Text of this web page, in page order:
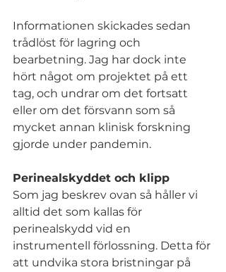
Informationen skickades sedan
trådlöst för lagring och
bearbetning. Jag har dock inte
hört något om projektet på ett
tag, och undrar om det fortsatt
eller om det försvann som så
mycket annan klinisk forskning
gjorde under pandemin.
Perinealskyddet och klipp
Som jag beskrev ovan så håller vi
alltid det som kallas för
perinealskydd vid en
instrumentell förlossning. Detta för
att undvika stora bristningar på